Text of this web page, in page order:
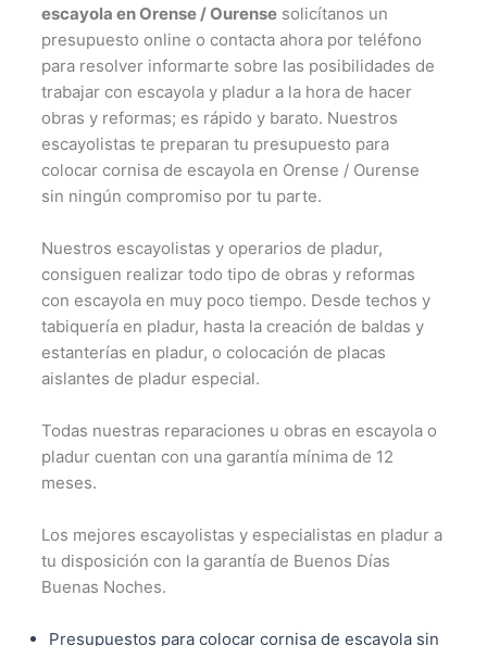
escayola en Orense / Ourensesolicítanos un
presupuesto online o contacta ahora por teléfono
para resolver informarte sobre las posibilidades de
trabajar con escayola y pladur a la hora de hacer
obras y reformas; es rápido y barato. Nuestros
escayolistas te preparan tu presupuesto para
colocar cornisa de escayola en Orense / Ourense
sin ningún compromiso por tu parte.
Nuestros escayolistas y operarios de pladur,
consiguen realizar todo tipo de obras y reformas
con escayola en muy poco tiempo. Desde techos y
tabiquería en pladur, hasta la creación de baldas y
estanterías en pladur, o colocación de placas
aislantes de pladur especial.
Todas nuestras reparaciones u obras en escayola o
pladur cuentan con una garantía mínima de 12
meses.
Los mejores escayolistas y especialistas en pladur a
tu disposición con la garantía de Buenos Días
Buenas Noches.
Presupuestos para colocar cornisa de escayola sin